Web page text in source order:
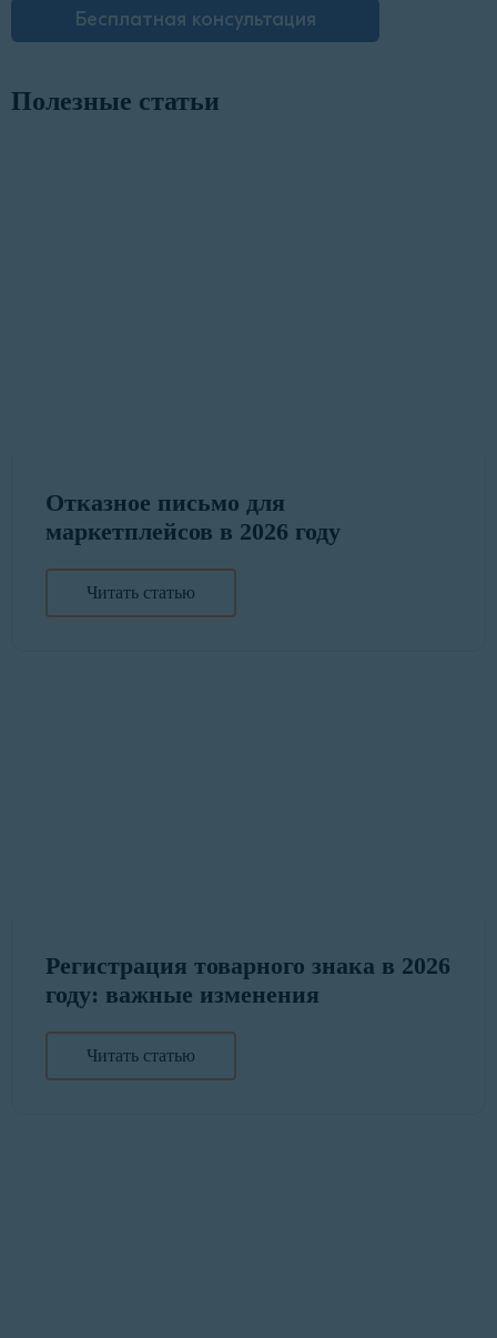
Бесплатная консультация
Полезные статьи
Отказное письмо для
маркетплейсов в 2026 году
Читать статью
Регистрация товарного знака в 2026
году: важные изменения
Читать статью